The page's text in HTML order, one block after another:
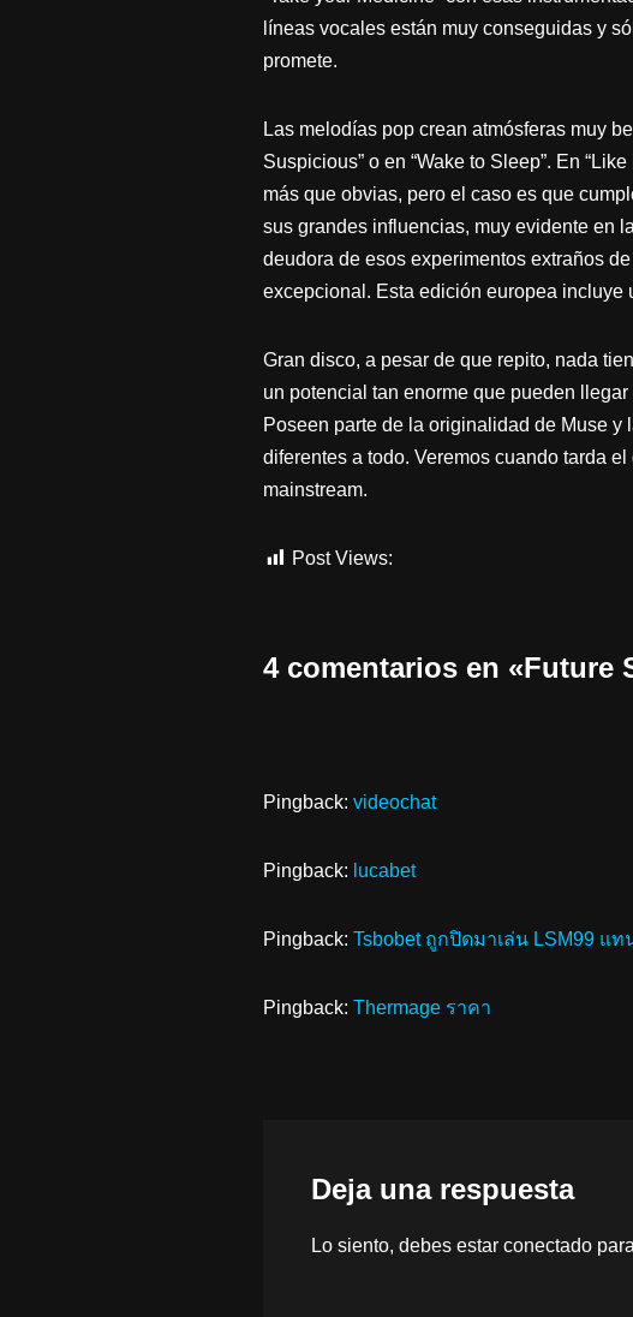
líneas vocales están muy conseguidas y
promete.
Las melodías pop crean atmósferas muy
Suspicious” o en “Wake to Sleep”. En
más que obvias, pero el caso es que
sus grandes influencias, muy evidente en
deudora de esos experimentos extraños
excepcional. Esta edición europea incluye
Gran disco, a pesar de que repito, nada
un potencial tan enorme que pueden
Poseen parte de la originalidad de Muse
diferentes a todo. Veremos cuando tarda
mainstream.
Post Views:
4 comentarios en «Future
Pingback: videochat
Pingback: lucabet
Pingback: Tsbobet ถูกปิดมาเล่น LSM99 แท
Pingback: Thermage ราคา
Deja una respuesta
Lo siento, debes estar conectado